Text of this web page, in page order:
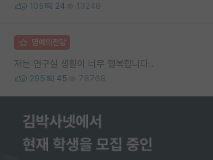
105 24 13248
명예의전당
저는 연구실 생활이 너무 행복합니다..
295 45 78768